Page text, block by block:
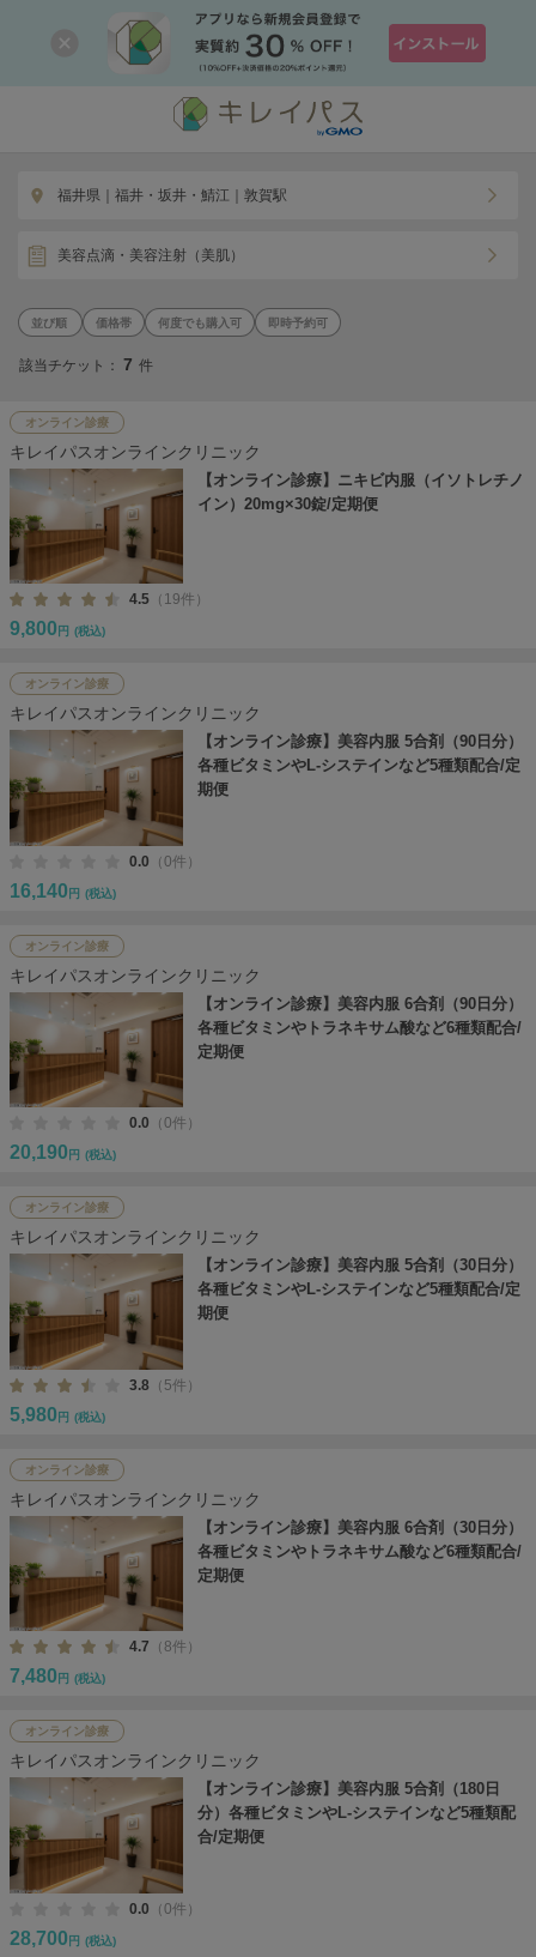
福井県｜福井・坂井・鯖江｜敦賀駅
美容点滴・美容注射（美肌）
価格帯 何度でも購入可 即時予約可
該当チケット： 7 件
オンライン診療
キレイパスオンラインクリニック
【オンライン診療】ニキビ内服（イソトレチノ
イン）20mg×30錠/定期便
4.5 （19件）
9,800 円 (税込)
オンライン診療
キレイパスオンラインクリニック
【オンライン診療】美容内服 5合剤（90日分）
各種ビタミンやL-システインなど5種類配合/定
期便
0.0 （0件）
16,140 円 (税込)
オンライン診療
キレイパスオンラインクリニック
【オンライン診療】美容内服 6合剤（90日分）
各種ビタミンやトラネキサム酸など6種類配合/
定期便
0.0 （0件）
20,190 円 (税込)
オンライン診療
キレイパスオンラインクリニック
【オンライン診療】美容内服 5合剤（30日分）
各種ビタミンやL-システインなど5種類配合/定
期便
3.8 （5件）
5,980 円 (税込)
オンライン診療
キレイパスオンラインクリニック
【オンライン診療】美容内服 6合剤（30日分）
各種ビタミンやトラネキサム酸など6種類配合/
定期便
4.7 （8件）
7,480 円 (税込)
オンライン診療
キレイパスオンラインクリニック
【オンライン診療】美容内服 5合剤（180日
分）各種ビタミンやL-システインなど5種類配
合/定期便
0.0 （0件）
28,700 円 (税込)